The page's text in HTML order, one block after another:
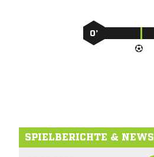
0’
SPIELBERICHTE & NEWS